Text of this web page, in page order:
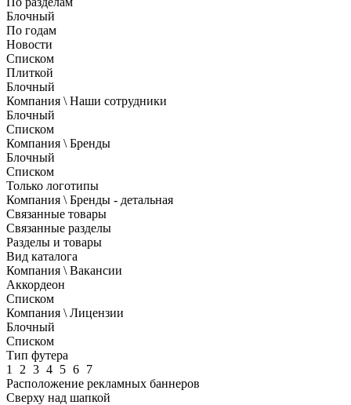
Блочный
По годам
Новости
Списком
Плиткой
Блочный
Компания \ Наши сотрудники
Блочный
Списком
Компания \ Бренды
Блочный
Списком
Только логотипы
Компания \ Бренды - детальная
Связанные товары
Связанные разделы
Разделы и товары
Вид каталога
Компания \ Вакансии
Аккордеон
Списком
Компания \ Лицензии
Блочный
Списком
Тип футера
1
2 3 4 5 6 7
Расположение рекламных баннеров
Сверху над шапкой